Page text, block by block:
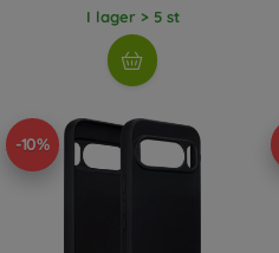
I lager > 5 st
-10%